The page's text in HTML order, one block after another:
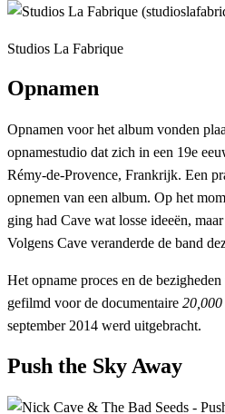
Studios La Fabrique
Opnamen
Opnamen voor het album vonden
opnamestudio dat zich in een 19e
Rémy-de-Provence, Frankrijk. Een
opnemen van een album. Op het
ging had Cave wat losse ideeën,
Volgens Cave veranderde de band
Het opname proces en de
gefilmd voor de documentaire
september 2014 werd uitgebracht.
Push the Sky Away